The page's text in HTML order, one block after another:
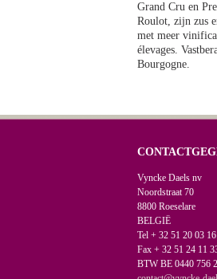
Grand Cru en
Roulot, zijn zus
met meer
élevages.
Bourgogne.
Vyncke Daels nv
Noordstraat 70
8800 Roeselare
BELGIË
Tel + 32 51 20 03 16
Fax + 32 51 24 11
BTW BE 0440 756